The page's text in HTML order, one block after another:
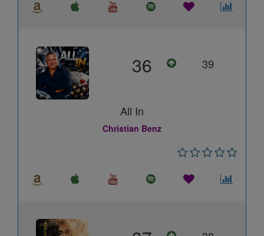
36 39
All In
Christian Benz